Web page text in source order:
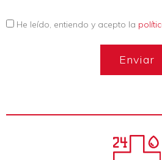
He leído, entiendo y acepto la
Enviar